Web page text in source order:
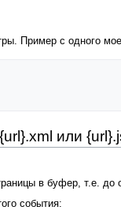
Пример с одного
или
в буфер, т.е. до
события: